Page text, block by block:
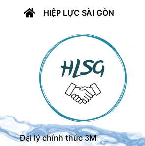
HIỆP LỰC SÀI GÒN
Đại lý chính thức 3M